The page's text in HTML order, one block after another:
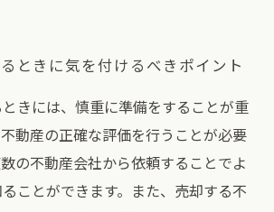
ときに気を付けるべきポイント
きには、慎重に準備をすることが重
動産の正確な評価を行うことが必要
の不動産会社から依頼することでよ
ことができます。また、売却する不